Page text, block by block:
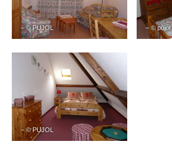
– © PUJOL – © pujol
– © PUJOL